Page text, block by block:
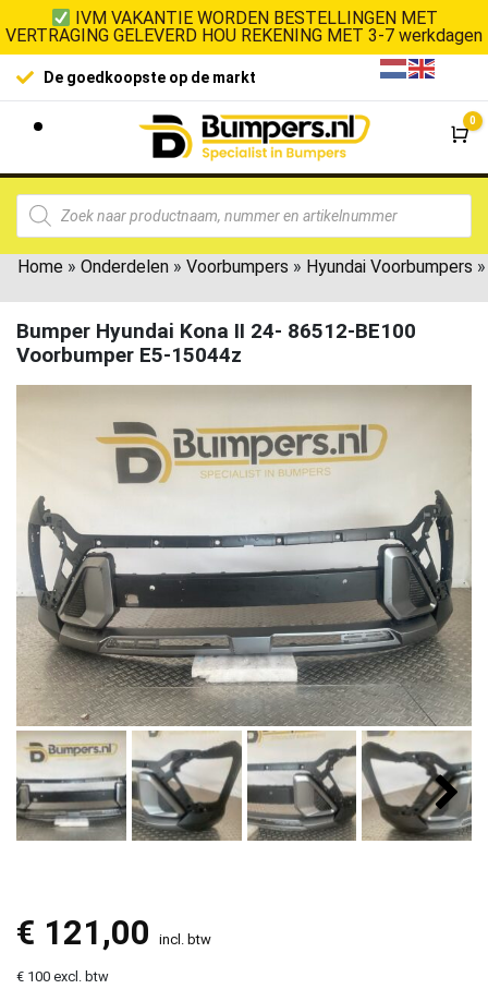
IVM VAKANTIE WORDEN BESTELLINGEN MET
VERTRAGING GELEVERD HOU REKENING MET 3-7 werkdagen
De goedkoopste op de markt
0
Home » Onderdelen » Voorbumpers » Hyundai Voorbumpers »
Bumper Hyundai Kona II 24- 86512-BE100
Voorbumper E5-15044z
€ 121,00 incl. btw
€ 100 excl. btw